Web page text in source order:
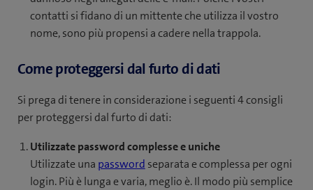
contatti si fidano di un mittente che utilizza il vostro
nome, sono più propensi a cadere nella trappola.
Come proteggersi dal furto di dati
Si prega di tenere in considerazione i seguenti 4 consigli
per proteggersi dal furto di dati:
Utilizzate password complesse e uniche
Utilizzate una password separata e complessa per ogni
login. Più è lunga e varia, meglio è. Il modo più semplice